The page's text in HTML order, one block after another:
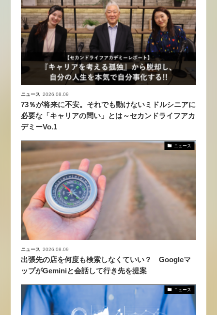
ニュース 2026.08.09
73％が将来に不安。それでも動けないミドルシニアに
必要な「キャリアの問い」とは～セカンドライフアカ
デミーVo.1
ニュース
ニュース 2026.08.09
出張先の店を何度も検索しなくていい？ Googleマ
ップがGeminiと会話して行き先を提案
ニュース